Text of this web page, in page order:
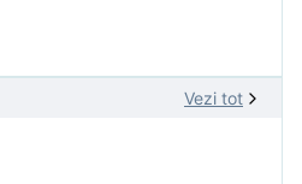
Vezi tot